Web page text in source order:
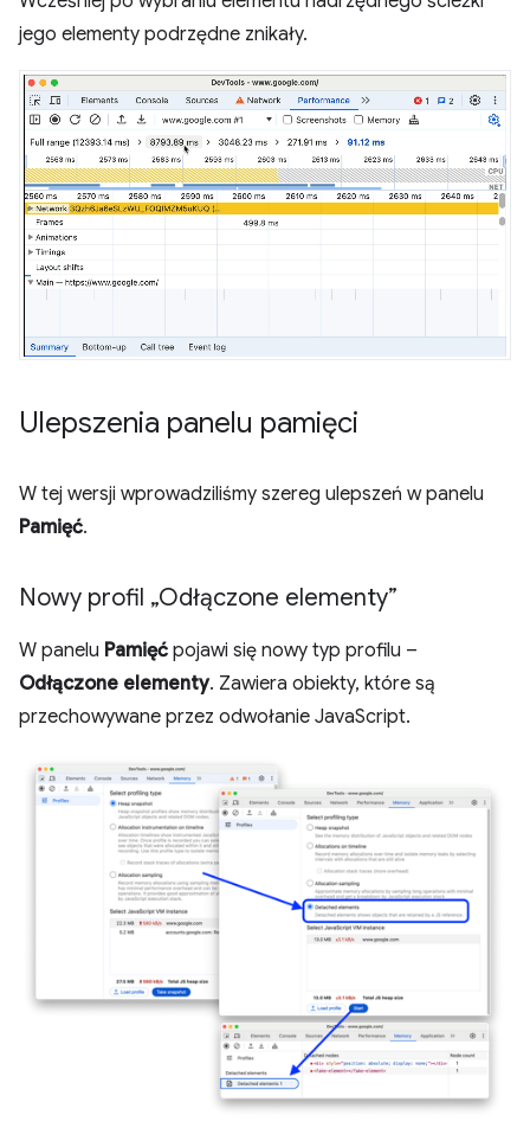
jego elementy podrzędne znikały.
Ulepszenia panelu pamięci
W tej wersji wprowadziliśmy szereg ulepszeń w panelu
Pamięć.
Nowy profil „Odłączone elementy”
W panelu Pamięć pojawi się nowy typ profilu –
Odłączone elementy. Zawiera obiekty, które są
przechowywane przez odwołanie JavaScript.